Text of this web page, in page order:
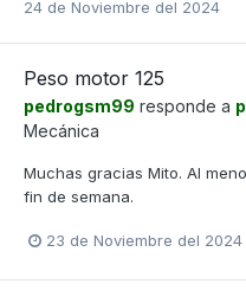
24 de Noviembre del 2024
Peso motor 125
pedrogsm99 responde a
Mecánica
Muchas gracias Mito. Al
fin de semana.
23 de Noviembre del 2024